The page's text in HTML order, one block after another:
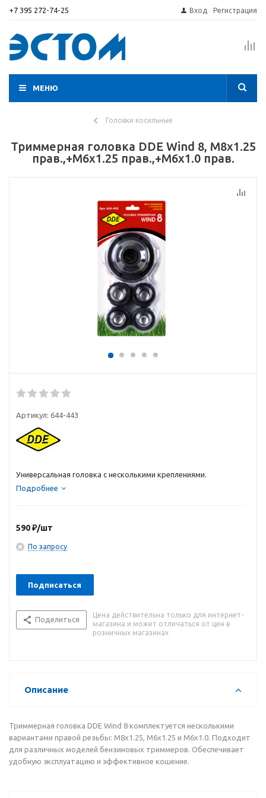
+7 395 272-74-25 Вход Регистрация
МЕНЮ
Головки косильные
Триммерная головка DDE Wind 8, M8х1.25
прав.,+М6х1.25 прав.,+М6х1.0 прав.
Артикул: 644-443
Универсальная головка с несколькими креплениями.
Подробнее
590₽/шт
По запросу
Подписаться
Поделиться
Цена действительна только для интернет-
магазина и может отличаться от цен в
розничных магазинах
Описание
Триммерная головка DDE Wind 8 комплектуется несколькими
вариантами правой резьбы: М8х1.25, М6х1.25 и М6х1.0. Подходит
для различных моделей бензиновых триммеров. Обеспечивает
удобную эксплуатацию и эффективное кошение.